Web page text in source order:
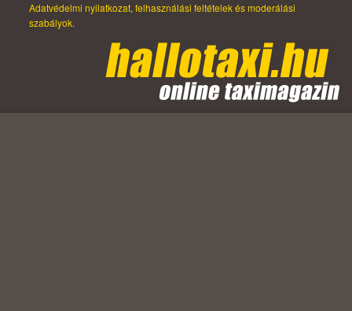
Adatvédelmi nyilatkozat, felhasználási feltételek és moderálási
szabályok.